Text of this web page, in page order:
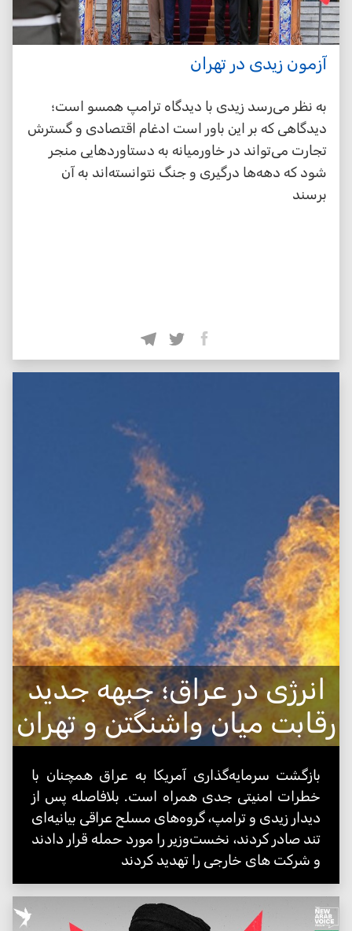
آزمون زیدی در تهران
به نظر می‌رسد زیدی با دیدگاه ترامپ همسو است؛
دیدگاهی که بر این باور است ادغام اقتصادی و گسترش
تجارت می‌تواند در خاورمیانه به دستاوردهایی منجر
شود که دهه‌ها درگیری و جنگ نتوانسته‌اند به آن
برسند
انرژی در عراق؛ جبهه جدید
رقابت میان واشنگتن و تهران
بازگشت سرمایه‌گذاری آمریکا به عراق همچنان با
خطرات امنیتی جدی همراه است. بلافاصله پس از
دیدار زیدی و ترامپ، گروه‌های مسلح عراقی بیانیه‌ای
تند صادر کردند، نخست‌وزیر را مورد حمله قرار دادند
و شرکت های خارجی را تهدید کردند